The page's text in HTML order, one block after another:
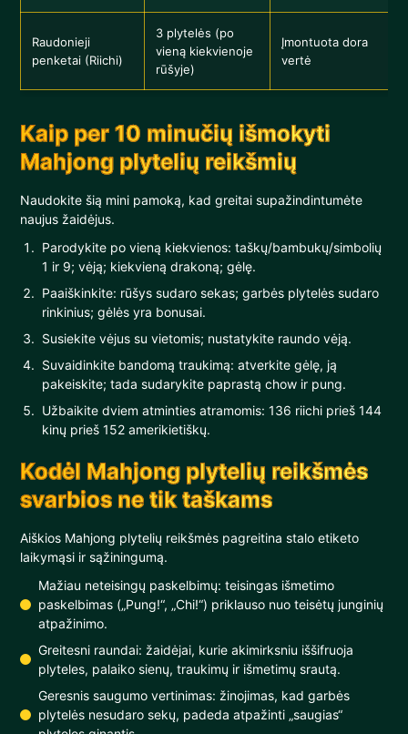
Raudonieji
penketai (Riichi)
3 plytelės (po
vieną kiekvienoje
rūšyje)
Įmontuota dora
vertė
Kaip per 10 minučių išmokyti
Mahjong plytelių reikšmių
Naudokite šią mini pamoką, kad greitai supažindintumėte
naujus žaidėjus.
Parodykite po vieną kiekvienos: taškų/bambukų/simbolių
1 ir 9; vėją; kiekvieną drakoną; gėlę.
Paaiškinkite: rūšys sudaro sekas; garbės plytelės sudaro
rinkinius; gėlės yra bonusai.
Susiekite vėjus su vietomis; nustatykite raundo vėją.
Suvaidinkite bandomą traukimą: atverkite gėlę, ją
pakeiskite; tada sudarykite paprastą chow ir pung.
Užbaikite dviem atminties atramomis: 136 riichi prieš 144
kinų prieš 152 amerikietiškų.
Kodėl Mahjong plytelių reikšmės
svarbios ne tik taškams
Aiškios Mahjong plytelių reikšmės pagreitina stalo etiketo
laikymąsi ir sąžiningumą.
Mažiau neteisingų paskelbimų: teisingas išmetimo
paskelbimas („Pung!“, „Chi!“) priklauso nuo teisėtų junginių
atpažinimo.
Greitesni raundai: žaidėjai, kurie akimirksniu iššifruoja
plyteles, palaiko sienų, traukimų ir išmetimų srautą.
Geresnis saugumo vertinimas: žinojimas, kad garbės
plytelės nesudaro sekų, padeda atpažinti „saugias“